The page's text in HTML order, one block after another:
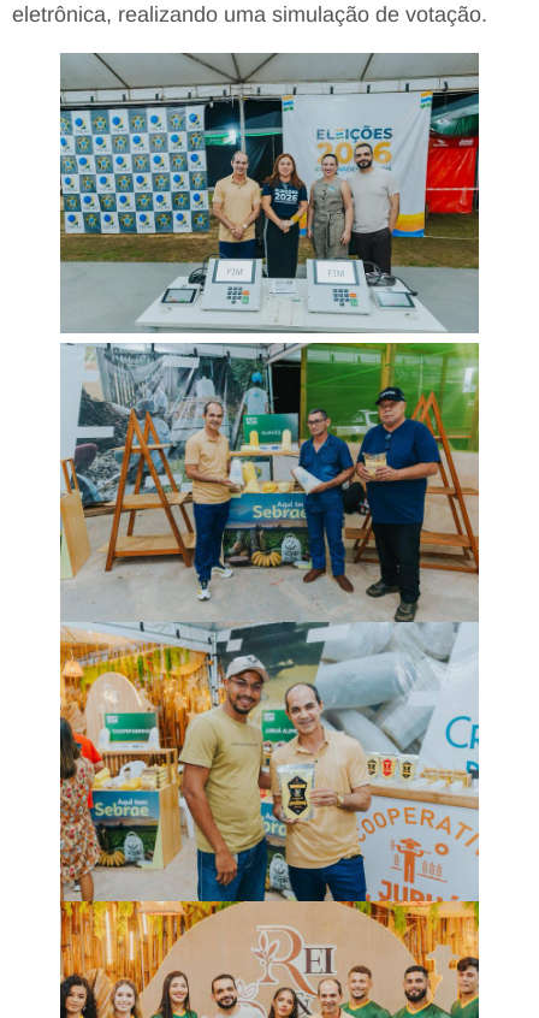
eletrônica, realizando uma simulação de votação.